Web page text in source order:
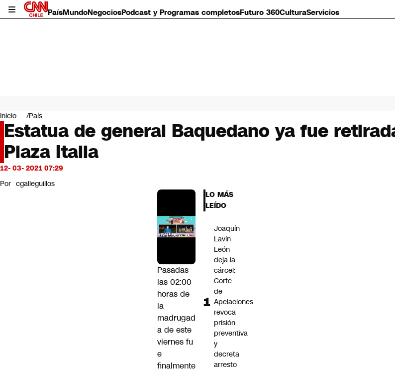
PaísMundoNegociosPodcast y Programas completosFuturo 360CulturaServicios
Mundo
Negocios
Deportes
Programas completos
Cultura
Servicios
CNN Data
Inicio País
Estatua de general Baquedano ya fue
Plaza Italia
12- 03- 2021 07:29
Por cgalleguillos
Pasadas
las 02:00
horas de
la
madrugad
a de este
viernes fu
e
finalmente
LO MÁS
LEÍDO
Joaquín
Lavín
León
deja la
cárcel:
Corte
de
Apelaciones
revoca
prisión
preventiva
y
decreta
arresto